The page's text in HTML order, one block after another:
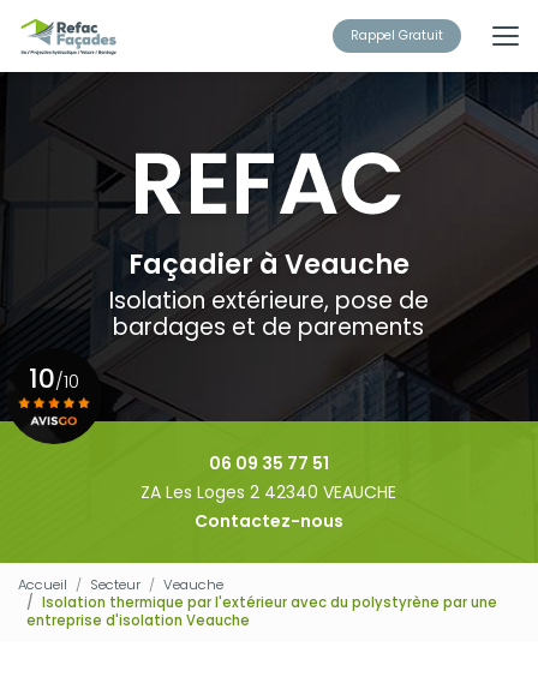
au
contenu
principal
Rappel Gratuit
Façadier à Veauche
Isolation extérieure, pose de
bardages et de parements
06 09 35 77 51
ZA Les Loges 2 42340 VEAUCHE
Contactez-nous
10/10
Accueil Secteur
Veauche
Isolation thermique par l'extérieur avec du polystyrène par une
entreprise d'isolation Veauche